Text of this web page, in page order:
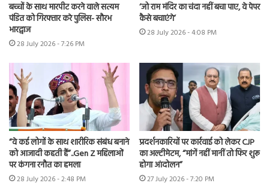
बच्चों के साथ मारपीट करने वाले सत्यम
पंडित को गिरफ्तार करे पुलिस- सौरभ
भारद्वाज
28 July 2026 - 7:26 PM
‘जो राम मंदिर का चंदा नहीं बचा पाए, वे पेपर
कैसे बचाएंगे’
28 July 2026 - 4:08 PM
“वे कई लोगों के साथ शारीरिक संबंध बनाने
को आजादी कहती हैं”..Gen Z महिलाओं
पर कंगना रनौत का हमला
28 July 2026 - 2:48 PM
प्रदर्शनकारियों पर कार्रवाई को लेकर CJP
का अल्टीमेटम, “मांगें नहीं मानीं तो फिर शुरू
होगा आंदोलन”
27 July 2026 - 7:20 PM